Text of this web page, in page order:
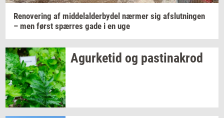
Renove­ring af mid­delal­der­by­del nær­mer sig af­slut­nin­gen
– men først spær­res gade i en uge
Agur­ke­tid og pa­stina­krod